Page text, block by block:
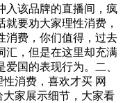
入该品牌的直播间，疯
要劝大家理性消费，
消费，你们值得，过去
汇，但是在这里却充满
国的表现行为。二、
消费，喜欢才买 网
家展示细节，大家看